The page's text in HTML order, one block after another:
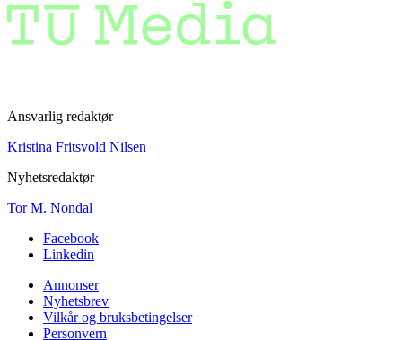
Ansvarlig redaktør
Kristina Fritsvold Nilsen
Nyhetsredaktør
Tor M. Nondal
Facebook
Linkedin
Annonser
Nyhetsbrev
Vilkår og bruksbetingelser
Personvern